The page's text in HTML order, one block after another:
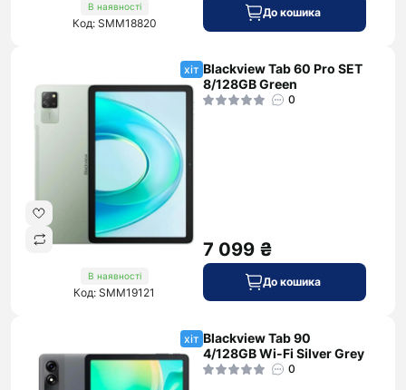
В наявності
Код: SMM18820
До кошика
хіт
В наявності
Код: SMM19121
Blackview Tab 60 Pro SET
8/128GB Green
0
7 099 ₴
До кошика
хіт Blackview Tab 90
4/128GB Wi-Fi Silver Grey
0